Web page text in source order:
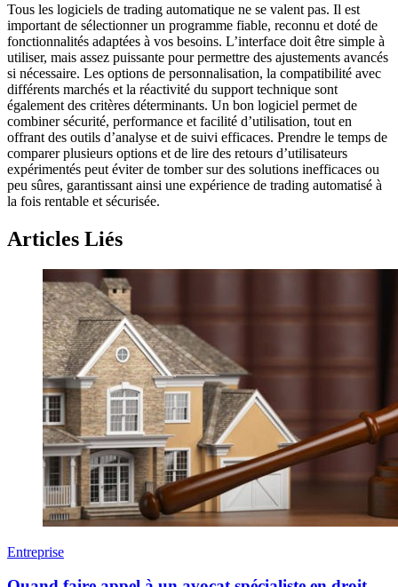
Tous les logiciels de trading automatique ne se valent pas. Il est
important de sélectionner un programme fiable, reconnu et doté de
fonctionnalités adaptées à vos besoins. L’interface doit être simple à
utiliser, mais assez puissante pour permettre des ajustements avancés
si nécessaire. Les options de personnalisation, la compatibilité avec
différents marchés et la réactivité du support technique sont
également des critères déterminants. Un bon logiciel permet de
combiner sécurité, performance et facilité d’utilisation, tout en
offrant des outils d’analyse et de suivi efficaces. Prendre le temps de
comparer plusieurs options et de lire des retours d’utilisateurs
expérimentés peut éviter de tomber sur des solutions inefficaces ou
peu sûres, garantissant ainsi une expérience de trading automatisé à
la fois rentable et sécurisée.
Articles Liés
Entreprise